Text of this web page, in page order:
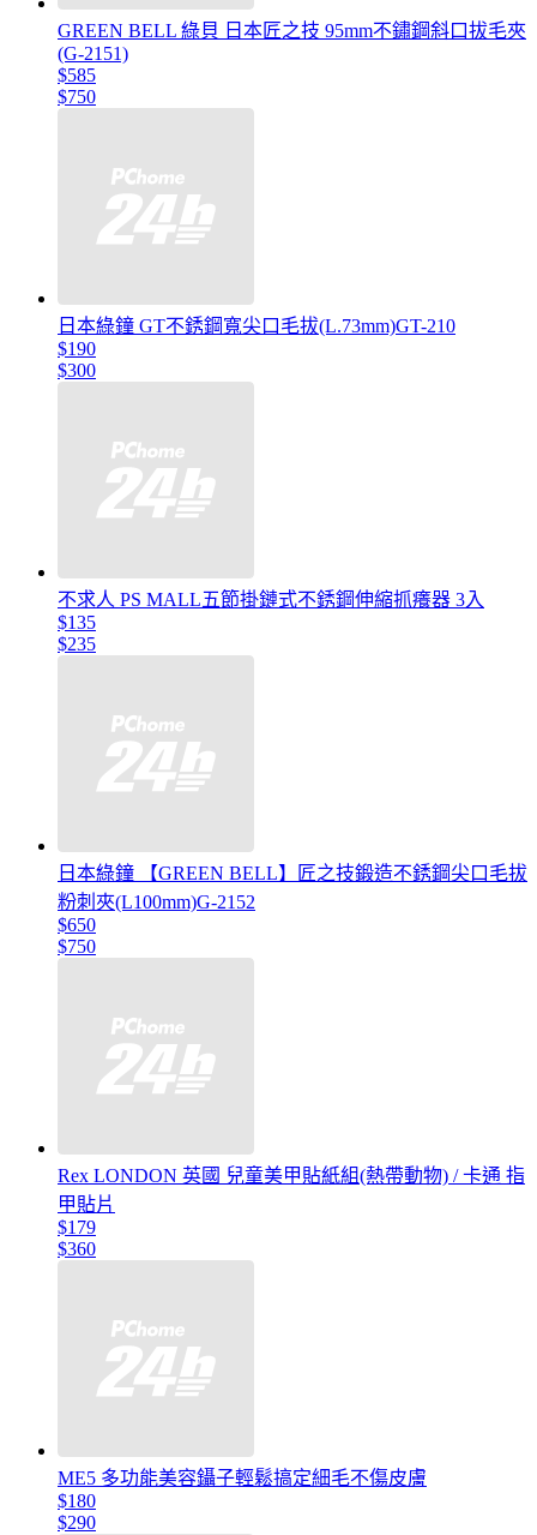
GREEN BELL 綠貝 日本匠之技 95mm不鏽鋼斜口拔毛夾
(G-2151)
$585
$750
日本綠鐘 GT不銹鋼寬尖口毛拔(L.73mm)GT-210
$190
$300
不求人 PS MALL五節掛鏈式不銹鋼伸縮抓癢器 3入
$135
$235
日本綠鐘 【GREEN BELL】匠之技鍛造不銹鋼尖口毛拔
粉刺夾(L100mm)G-2152
$650
$750
Rex LONDON 英國 兒童美甲貼紙組(熱帶動物) / 卡通 指
甲貼片
$179
$360
ME5 多功能美容鑷子輕鬆搞定細毛不傷皮膚
$180
$290